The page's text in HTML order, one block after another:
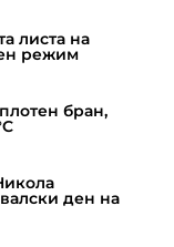
листа на
режим
бран,
ден на